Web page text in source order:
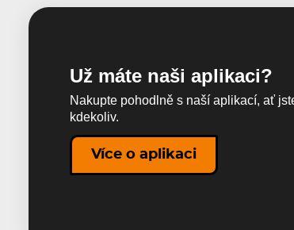
Už máte naši aplikaci?
Nakupte pohodlně s naší aplikací, ať
kdekoliv.
Více o aplikaci